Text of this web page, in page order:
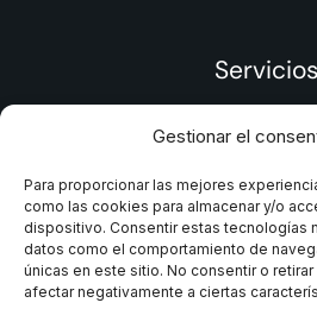
Gestionar el
Para proporcionar las mejores
como las cookies para almacenar y/o
dispositivo. Consentir estas tecnologías
datos como el comportamiento de
únicas en este sitio. No consentir o
afectar negativamente a ciertas
Servicios